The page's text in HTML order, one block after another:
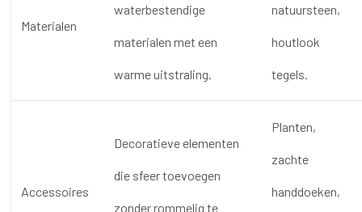
Materialen
waterbestendige
materialen met een
warme uitstraling.
natuursteen,
houtlook
tegels.
Accessoires
Decoratieve elementen
die sfeer toevoegen
zonder rommelig te
Planten,
zachte
handdoeken,